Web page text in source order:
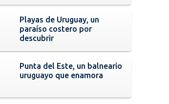
Playas de Uruguay, un
paraíso costero por
descubrir
Punta del Este, un balneario
uruguayo que enamora